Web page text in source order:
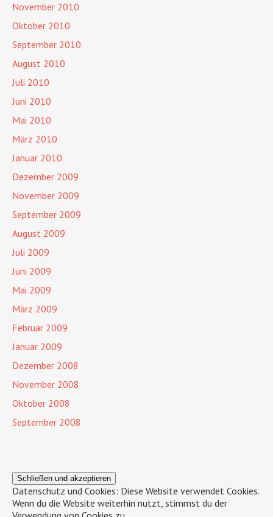
November 2010
Oktober 2010
September 2010
August 2010
Juli 2010
Juni 2010
Mai 2010
März 2010
Januar 2010
Dezember 2009
November 2009
September 2009
August 2009
Juli 2009
Juni 2009
Mai 2009
März 2009
Februar 2009
Januar 2009
Dezember 2008
November 2008
Oktober 2008
September 2008
Datenschutz und Cookies: Diese Website verwendet Cookies.
Wenn du die Website weiterhin nutzt, stimmst du der